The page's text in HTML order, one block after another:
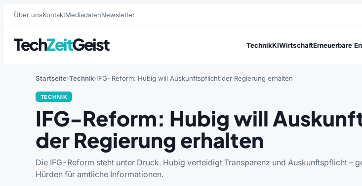
Über unsKontaktMediadatenNewsletter
TechZeitGeist TechnikKIWirtschaftErneuerbare
Startseite Technik IFG-Reform: Hubig will Auskunftspflicht der Regierung erhalten
TECHNIK
IFG-Reform: Hubig will
der Regierung erhalten
Die IFG-Reform steht unter Druck. Hubig verteidigt Transparenz und Auskunftspflicht –
Hürden für amtliche Informationen.